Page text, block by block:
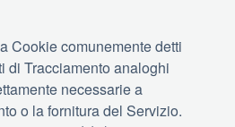
Cookie comunemente detti
di Tracciamento analoghi
necessarie a
o la fornitura del Servizio.